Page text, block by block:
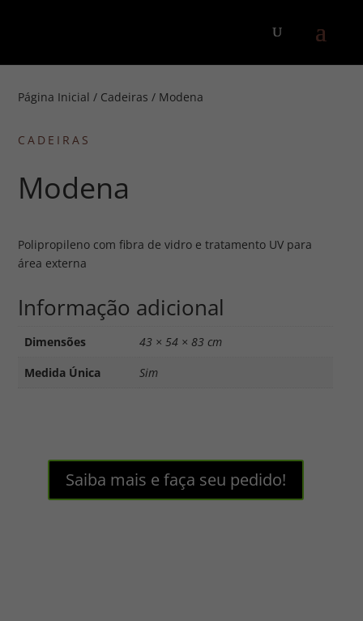
Página Inicial / Cadeiras / Modena
CADEIRAS
Modena
Polipropileno com fibra de vidro e tratamento UV para
área externa
Informação adicional
Dimensões
43 × 54 × 83 cm
Medida Única
Sim
Saiba mais e faça seu pedido!